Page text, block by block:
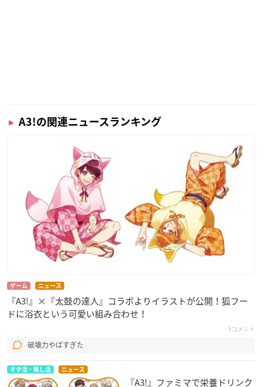
A3!の関連ニュースランキング
ゲーム ニュース
『A3!』×『太鼓の達人』コラボよりイラストが公開！狐フー
ドに浴衣という可愛い組み合わせ！
5コメント
破壊力やばすぎた
オタ活・推し活 ニュース
『A3!』ファミマで栄養ドリンク